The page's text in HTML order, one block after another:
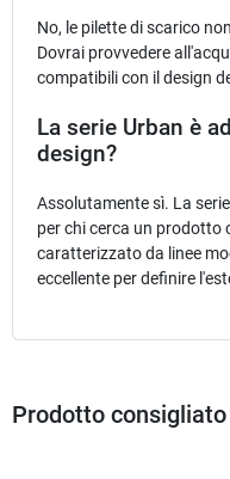
No, le pilette di scarico
Dovrai provvedere
compatibili con il design
La serie Urban è
design?
Assolutamente sì. La
per chi cerca un prodotto
caratterizzato da linee
eccellente per definire
Prodotto